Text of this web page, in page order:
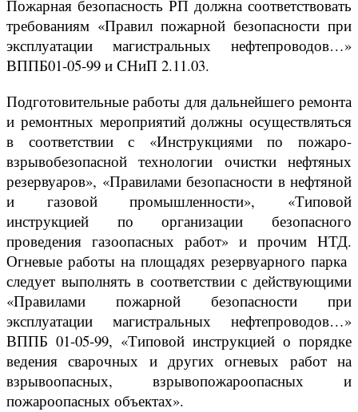
Пожарная безопасность РП должна соответствовать
требованиям «Правил пожарной безопасности при
эксплуатации магистральных нефтепроводов…»
ВППБ01-05-99 и СНиП 2.11.03.
Подготовительные работы для дальнейшего ремонта
и ремонтных мероприятий должны осуществляться
в соответствии с «Инструкциями по пожаро-
взрывобезопасной технологии очистки нефтяных
резервуаров», «Правилами безопасности в нефтяной
и газовой промышленности», «Типовой
инструкцией по организации безопасного
проведения газоопасных работ» и прочим НТД.
Огневые работы на площадях резервуарного парка
следует выполнять в соответствии с действующими
«Правилами пожарной безопасности при
эксплуатации магистральных нефтепроводов…»
ВППБ 01-05-99, «Типовой инструкцией о порядке
ведения сварочных и других огневых работ на
взрывоопасных, взрывопожароопасных и
пожароопасных объектах».